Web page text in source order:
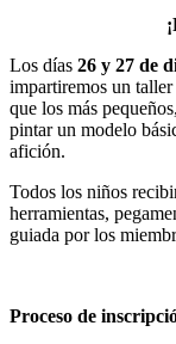
Los días 26 y 27 de
impartiremos un
que los más
pintar un modelo
afición.
Todos los niños
herramientas,
guiada por los
Proceso de